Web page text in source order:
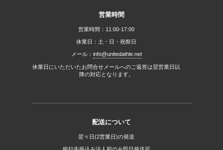
営業時間
営業時間：11:00-17:00
休業日：土・日・祝祭日
メール： info@unitedathle.net
休業日にいただいたお問合せメールへのご返答は翌営業日以
降の対応となります。
配送について
翌々日(2営業日)の発送